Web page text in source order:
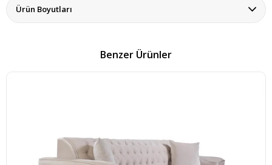
Ürün Boyutları
Benzer Ürünler